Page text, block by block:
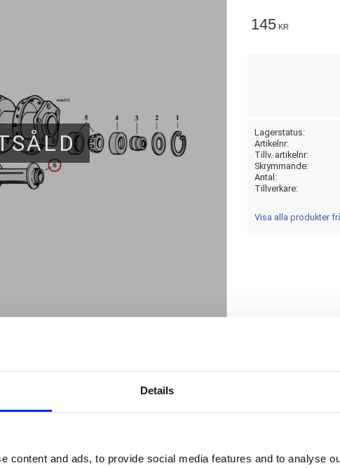
Details
content and ads, to provide social media features and to analyse
145 KR
Lagerstatus
Artikelnr
Tillv. artikelnr
Skrymmande
Antal
Tillverkare
Visa alla produkter
inner bearing spacer between the
Dela
c